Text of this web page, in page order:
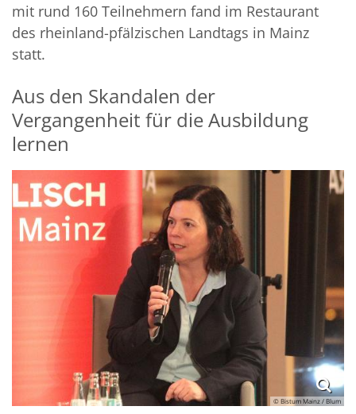
mit rund 160 Teilnehmern fand im Restaurant
des rheinland-pfälzischen Landtags in Mainz
statt.
Aus den Skandalen der
Vergangenheit für die Ausbildung
lernen
© Bistum Mainz / Blum